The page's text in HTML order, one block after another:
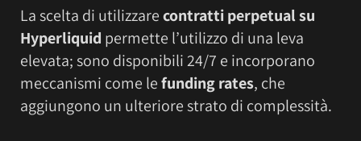
La scelta di utilizzarecontratti perpetual su
Hyperliquid permette l’utilizzo di una leva
elevata; sono disponibili 24/7 e incorporano
meccanismi come lefunding rates, che
aggiungono un ulteriore strato di complessità.